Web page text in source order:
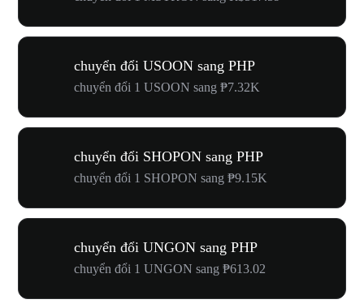
chuyển đổi USOON sang PHP
chuyển đổi 1 USOON sang ₱7.32K
chuyển đổi SHOPON sang PHP
chuyển đổi 1 SHOPON sang ₱9.15K
chuyển đổi UNGON sang PHP
chuyển đổi 1 UNGON sang ₱613.02